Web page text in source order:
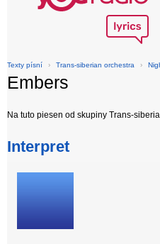
Texty písní › Trans-siberian orchestra ›
Embers
Na tuto piesen od skupiny Trans-
Interpret